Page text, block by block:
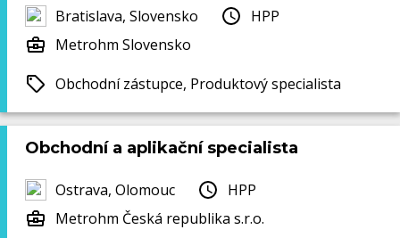
Bratislava, Slovensko
HPP
Metrohm Slovensko
Obchodní zástupce, Produktový specialista
Obchodní a aplikační specialista
Ostrava, Olomouc
HPP
Metrohm Česká republika s.r.o.